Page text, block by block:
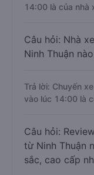
14:00 là của nhà
Câu hỏi: Nhà
Ninh Thuận
Trả lời: Chuyến
vào lúc 14:00 là
Câu hỏi:
từ Ninh Thuận
sắc, cao cấp